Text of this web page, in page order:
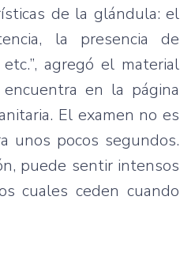
de la glándula: el
la presencia de
agregó el material
en la página
El examen no es
unos pocos segundos.
puede sentir intensos
cuales ceden cuando